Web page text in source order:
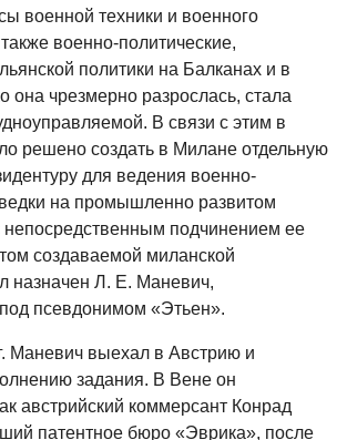
военной техники и военного
военно-политические,
политики на Балканах и в
она чрезмерно разрослась, стала
В связи с этим в
решено создать в Милане отдельную
для ведения военно-
на промышленно развитом
непосредственным подчинением ее
создаваемой миланской
назначен Л. Е. Маневич,
псевдонимом «Этьен».
Маневич выехал в Австрию и
задания. В Вене он
австрийский коммерсант Конрад
патентное бюро «Эврика», после